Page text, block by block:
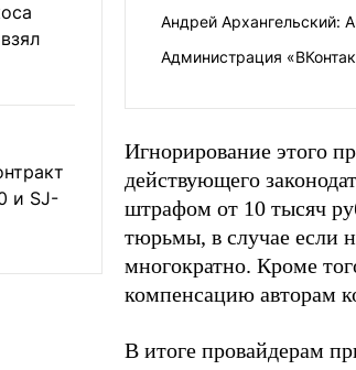
и SJ-
Андрей Архангельский:
Администрация
Игнорирование этого
действующего
штрафом от 10 тысяч
тюрьмы, в случае если
многократно. Кроме
компенсацию авторам
В итоге провайдерам